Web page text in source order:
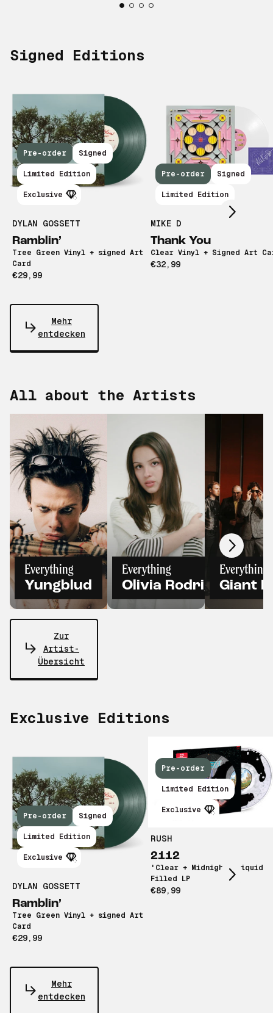
Signed Editions
Pre-order Signed
Limited Edition
Exclusive
DYLAN GOSSETT
Ramblin’
Tree Green Vinyl + signed Art
Card
€29,99
Pre-order Signed
Limited Edition
MIKE D
Thank You
Clear Vinyl + Signed Art
€32,99
Scroll right
Mehr
entdecken
All about the Artists
Everything
Yungblud
Everything
Olivia Rodrigo
Everything
Giant
Zur
Artist-
Übersicht
Scroll right
Exclusive Editions
Pre-order Signed
Limited Edition
Exclusive
DYLAN GOSSETT
Ramblin’
Tree Green Vinyl + signed Art
Card
€29,99
Pre-order
Limited Edition
Exclusive
RUSH
2112
'Clear + Midnight' Liquid
Filled LP
€89,99
Mehr
entdecken